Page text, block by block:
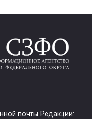
почты Редакции: